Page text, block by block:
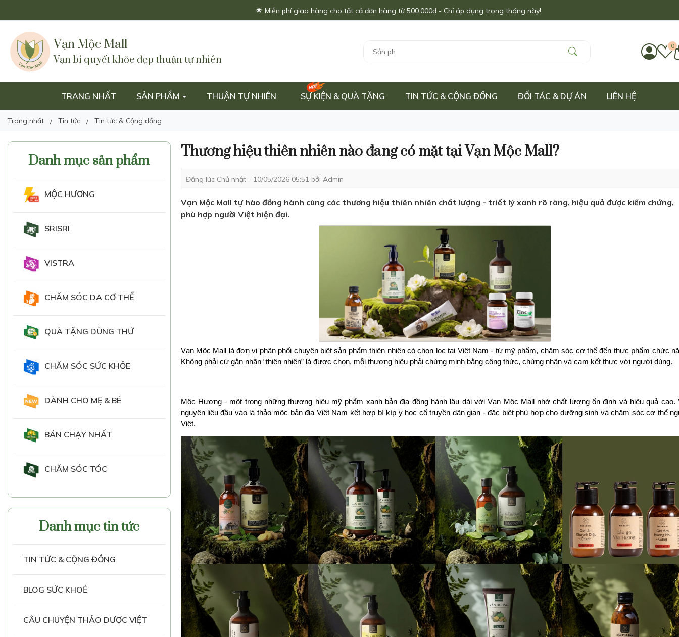
🌟 Miễn phí giao hàng cho tất cả đơn hàng từ 500.000đ - Chỉ áp dụng trong tháng này!
Vạn Mộc Mall
Vạn bí quyết khỏe đẹp thuận tự nhiên
0
TRANG NHẤT SẢN PHẨM THUẬN TỰ NHIÊN SỰ KIỆN & QUÀ TẶNG TIN TỨC & CỘNG ĐỒNG ĐỐI TÁC & DỰ ÁN LIÊN HỆ
Trang nhất Tin tức Tin tức & Cộng đồng
Thương hiệu thiên nhiên nào đang có mặt tại Vạn Mộc Mall?
Đăng lúc Chủ nhật - 10/05/2026 05:51 bởi Admin
Vạn Mộc Mall tự hào đồng hành cùng các thương hiệu thiên nhiên chất lượng - triết lý xanh rõ ràng, hiệu quả được kiểm chứng,
phù hợp người Việt hiện đại.
Vạn Mộc Mall là đơn vị phân phối chuyên biệt sản phẩm thiên nhiên có chọn lọc tại Việt Nam - từ mỹ phẩm, chăm sóc cơ thể đến thực phẩm chức
Không phải cứ gắn nhãn “thiên nhiên” là được chọn, mỗi thương hiệu phải chứng minh bằng công thức, chứng nhận và cam kết thực với người dùng.
Mộc Hương - một trong những thương hiệu mỹ phẩm xanh bản địa đồng hành lâu dài với Vạn Mộc Mall nhờ chất lượng ổn định và hiệu quả cao.
nguyên liệu đầu vào là thảo mộc bản địa Việt Nam kết hợp bí kíp y học cổ truyền dân gian - đặc biệt phù hợp cho dưỡng sinh và chăm sóc cơ thể
Việt.
Danh mục sản phẩm
MỘC HƯƠNG
SRISRI
VISTRA
CHĂM SÓC DA CƠ THỂ
QUÀ TẶNG DÙNG THỬ
CHĂM SÓC SỨC KHỎE
DÀNH CHO MẸ & BÉ
BÁN CHẠY NHẤT
CHĂM SÓC TÓC
Danh mục tin tức
TIN TỨC & CỘNG ĐỒNG
BLOG SỨC KHOẺ
CÂU CHUYỆN THẢO DƯỢC VIỆT